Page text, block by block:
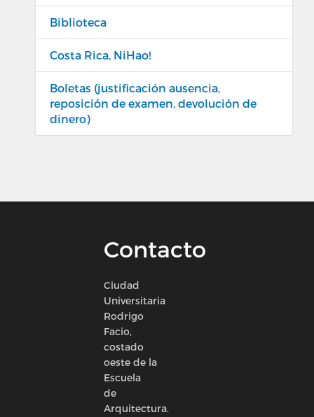
Biblioteca
Costa Rica, NiHao!
Boletas (justificación ausencia,
reposición de examen, devolución de
dinero)
Contacto
Ciudad
Universitaria
Rodrigo
Facio,
costado
oeste de la
Escuela
de
Arquitectura.